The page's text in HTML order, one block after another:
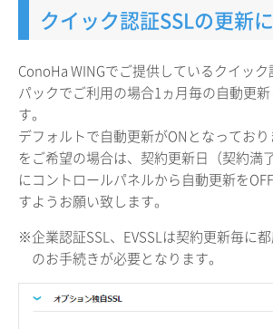
クイック認証SSLの更新
ConoHa WINGでご提供しているクイック
パックでご利用の場合1ヵ月毎の自動更
す。
デフォルトで自動更新がONとなってお
をご希望の場合は、契約更新日（契約満
にコントロールパネルから自動更新を
すようお願い致します。
※企業認証SSL、EVSSLは契約更新毎に
のお手続きが必要となります。